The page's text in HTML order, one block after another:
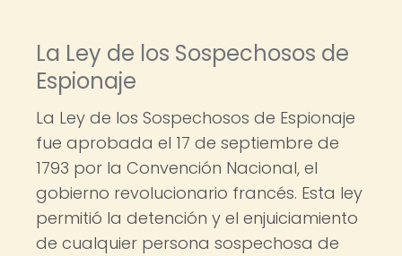
La Ley de los Sospechosos de
Espionaje
La Ley de los Sospechosos de Espionaje
fue aprobada el 17 de septiembre de
1793 por la Convención Nacional, el
gobierno revolucionario francés. Esta ley
permitió la detención y el enjuiciamiento
de cualquier persona sospechosa de